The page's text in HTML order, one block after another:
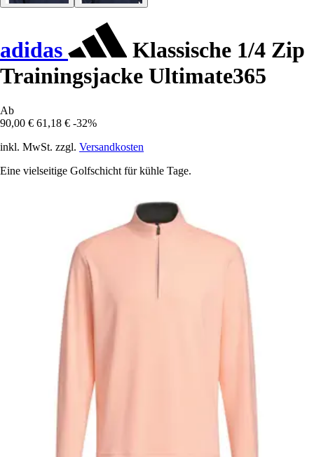
adidas
Klassische 1/4 Zip
Trainingsjacke Ultimate365
Ab
90,00 € 61,18 € -32%
inkl. MwSt. zzgl. Versandkosten
Eine vielseitige Golfschicht für kühle Tage.